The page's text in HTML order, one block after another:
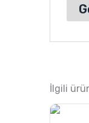
İlgili